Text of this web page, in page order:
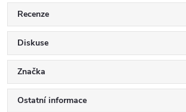
Recenze
Diskuse
Značka
Ostatní informace